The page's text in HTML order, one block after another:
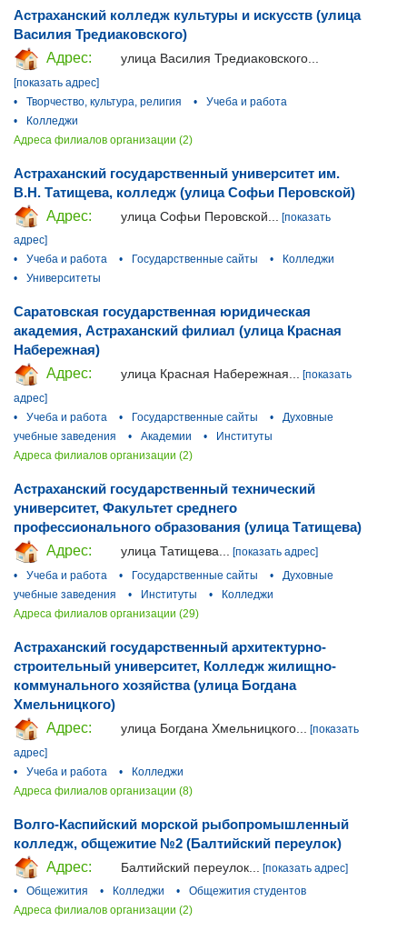
Астраханский колледж культуры и искусств (улица
Василия Тредиаковского)
Адрес:
улица Василия Тредиаковского...
[показать адрес]
•
Творчество, культура, религия •
Учеба и работа
•
Колледжи
Адреса филиалов организации (2)
Астраханский государственный университет им.
В.Н. Татищева, колледж (улица Софьи Перовской)
Адрес:
улица Софьи Перовской...
[показать
адрес]
•
Учеба и работа • Государственные сайты •
Колледжи
•
Университеты
Саратовская государственная юридическая
академия, Астраханский филиал (улица Красная
Набережная)
Адрес:
улица Красная Набережная... [показать
адрес]
•
Учеба и работа • Государственные сайты •
Духовные
учебные заведения
• Академии •
Институты
Адреса филиалов организации (2)
Астраханский государственный технический
университет, Факультет среднего
профессионального образования (улица Татищева)
Адрес:
улица Татищева...
[показать адрес]
•
Учеба и работа • Государственные сайты •
Духовные
учебные заведения
• Институты •
Колледжи
Адреса филиалов организации (29)
Астраханский государственный архитектурно-
строительный университет, Колледж жилищно-
коммунального хозяйства (улица Богдана
Хмельницкого)
Адрес:
улица Богдана Хмельницкого...
[показать
адрес]
•
Учеба и работа •
Колледжи
Адреса филиалов организации (8)
Волго-Каспийский морской рыбопромышленный
колледж, общежитие №2 (Балтийский переулок)
Адрес:
Балтийский переулок...
[показать адрес]
•
Общежития • Колледжи •
Общежития студентов
Адреса филиалов организации (2)